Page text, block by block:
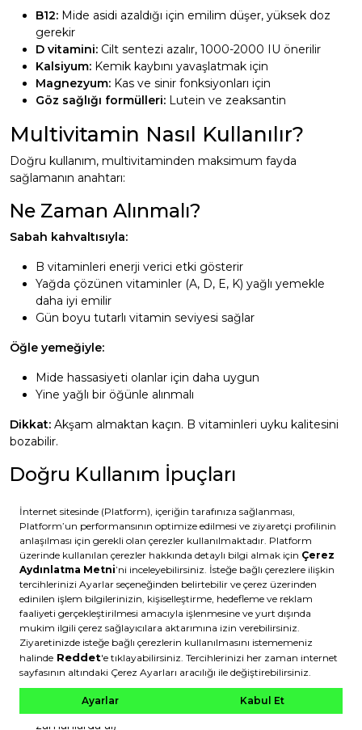
B12: Mide asidi azaldığı için emilim düşer, yüksek doz
gerekir
D vitamini: Cilt sentezi azalır, 1000-2000 IU önerilir
Kalsiyum: Kemik kaybını yavaşlatmak için
Magnezyum: Kas ve sinir fonksiyonları için
Göz sağlığı formülleri: Lutein ve zeaksantin
Multivitamin Nasıl Kullanılır?
Doğru kullanım, multivitaminden maksimum fayda
sağlamanın anahtarı:
Ne Zaman Alınmalı?
Sabah kahvaltısıyla:
B vitaminleri enerji verici etki gösterir
Yağda çözünen vitaminler (A, D, E, K) yağlı yemekle
daha iyi emilir
Gün boyu tutarlı vitamin seviyesi sağlar
Öğle yemeğiyle:
Mide hassasiyeti olanlar için daha uygun
Yine yağlı bir öğünle alınmalı
Dikkat: Akşam almaktan kaçın. B vitaminleri uyku kalitesini
bozabilir.
Doğru Kullanım İpuçları
artırır
Bol su iç:Suda çözünen vitaminlerin emilimini destekler
Tutarlı ol:Her gün aynı saatte almak en iyi sonucu verir
Kahve ve çaydan uzak dur:Kafein bazı minerallerin
emilimini azaltır (1 saat ara bırak)
İlaçlarla dikkatli ol: Bazı ilaçlarla etkileşim olabilir
(doktoruna danış)
Multivitamin Etkileşimleri
Birlikte alınmaması gerekenler:
Kalsiyum ve demir: Birbirinin emilimini engeller (ayrı
zamanlarda al)